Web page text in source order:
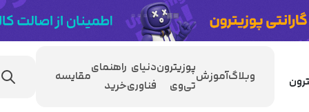
وبلاگآموزشپوزیترون
تی‌وی
دنیای
فناوری
راهنمای
خرید
مقایسه